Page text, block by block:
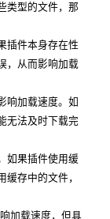
类型的文件，那
插件本身存在性
，从而影响加载
响加载速度。如
无法及时下载完
如果插件使用缓
存中的文件，
加载速度，但具